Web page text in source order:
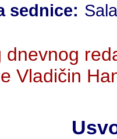
sednice:
dnevnog
Vladičin